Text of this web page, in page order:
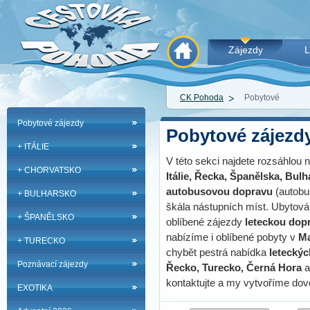
Zájezdy
CK Pohoda Pobytové
Pobytové zájezdy
+ ITÁLIE
+ CHORVATSKO
+ BULHARSKO
+ ŠPANĚLSKO
+ TURECKO
Poznávací zájezdy
EXOTIKA
Pobytové
V této sekci najdete rozsáhlou
Itálie, Řecka, Španělska,
autobusovou dopravu
škála nástupních míst.
oblíbené zájezdy leteckou
nabízíme i oblíbené pobyty v
chybět pestrá nabídka
Řecko, Turecko, Černá Hora
kontaktujte a my vytvoříme